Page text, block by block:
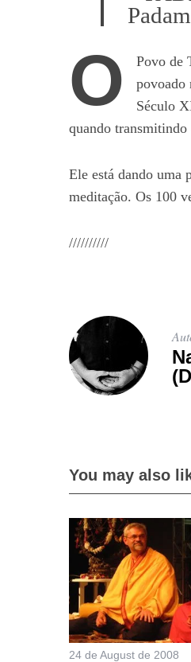
O
Povo de
povoado
Século
quando transmitindo
Ele está dando uma
meditação. Os 100
//////////
You may also
24 de August de 2008